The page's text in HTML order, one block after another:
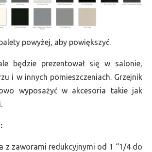
powyżej, aby powiększyć.
będzie prezentował się w salonie,
i w innych pomieszczeniach. Grzejnik
wyposażyć w akcesoria takie jak
z zaworami redukcyjnymi od 1 “1/4 do